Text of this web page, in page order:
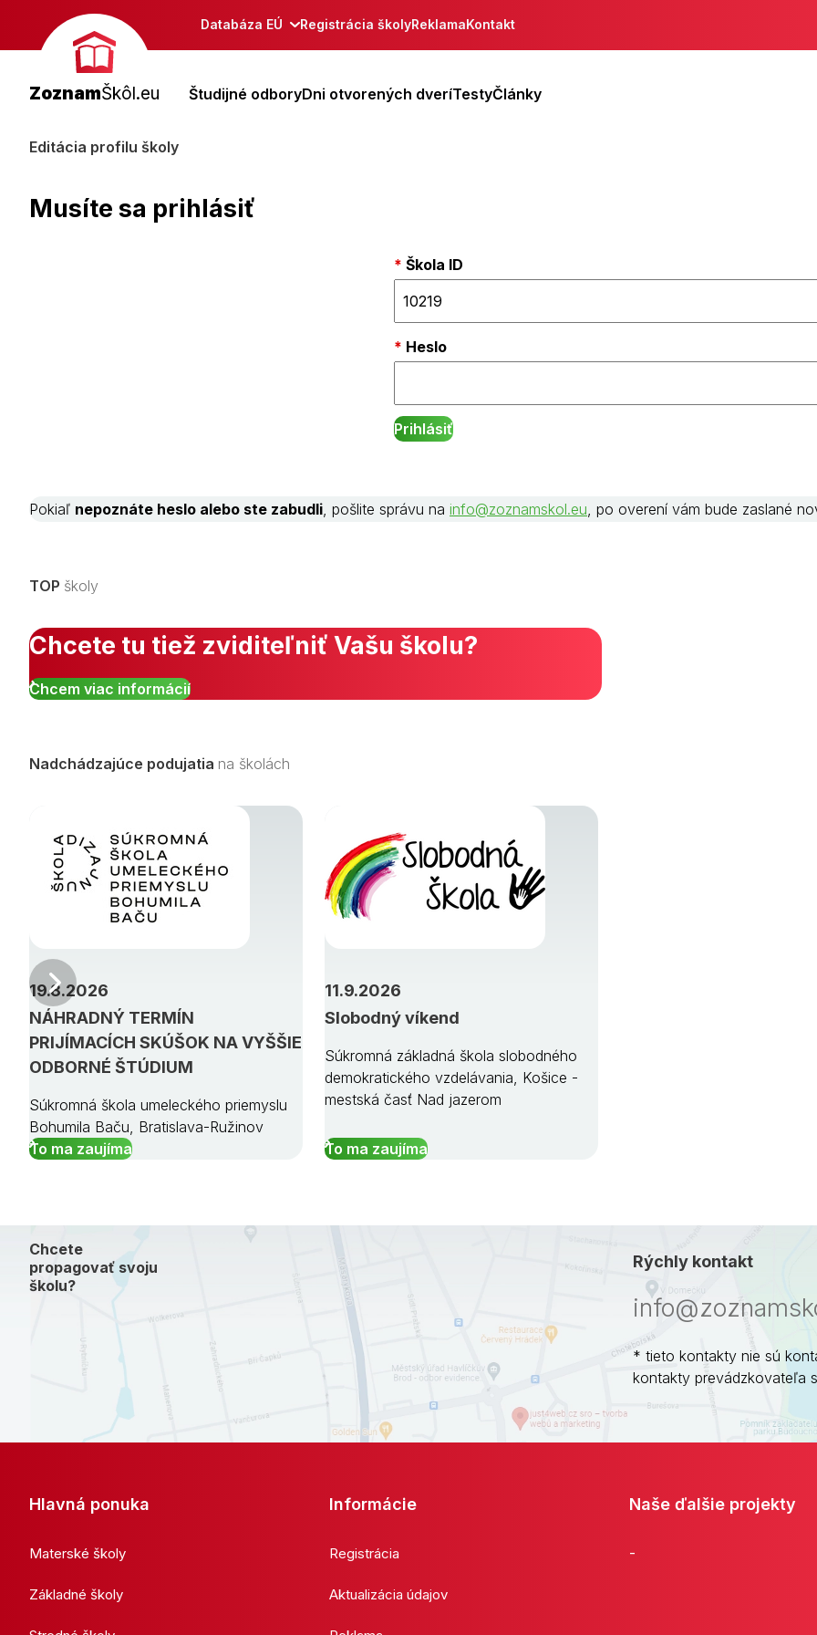
Databáza EÚ Registrácia školyReklamaKontakt
ZoznamŠkôl.eu Študijné odboryDni otvorených dveríTestyČlánky
Editácia profilu školy
Musíte sa prihlásiť
Škola ID
Heslo
Pokiaľ nepoznáte heslo alebo ste zabudli , pošlite správu na info@zoznamskol.eu , po overení vám bude zaslané
TOP školy
Chcete tu tiež zviditeľniť Vašu školu?
Chcem viac informácií
Nadchádzajúce podujatia na školách
NÁHRADNÝ TERMÍN
PRIJÍMACÍCH SKÚŠOK NA VYŠŠIE
ODBORNÉ ŠTÚDIUM
19.8.2026
Súkromná škola umeleckého priemyslu
Bohumila Baču, Bratislava-Ružinov
To ma zaujíma
Slobodný víkend
11.9.2026
Súkromná základná škola slobodného
demokratického vzdelávania, Košice -
mestská časť Nad jazerom
To ma zaujíma
Predchádzajúci
Chcete
propagovať svoju
školu?
Rýchly kontakt
* tieto kontakty nie sú
kontakty prevádzkovateľa
Hlavná ponuka
Materské školy
Základné školy
Informácie
Registrácia
Aktualizácia údajov
Naše ďalšie projekty
-